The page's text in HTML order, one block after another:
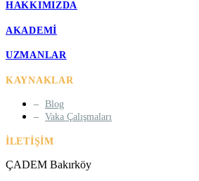
HAKKIMIZDA
AKADEMI
UZMANLAR
KAYNAKLAR
Blog
Vaka Çalışmaları
İLETIŞIM
ÇADEM Bakırköy